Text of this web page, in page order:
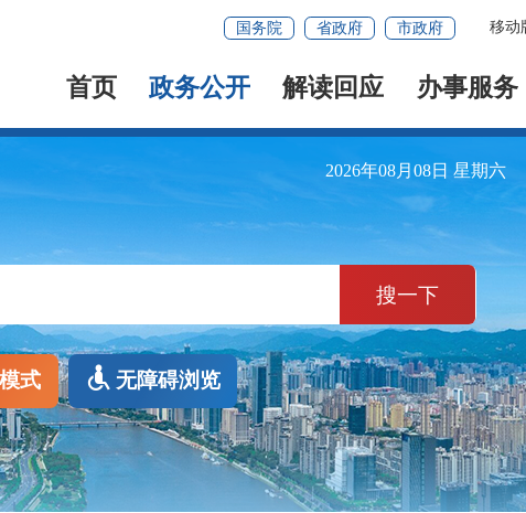
国务院 省政府 市政府 移动
首页 政务公开 解读回应 办事服务
2026年08月08日 星期六
搜一下
式 无障碍浏览